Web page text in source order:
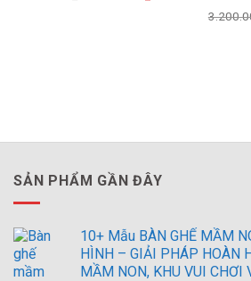
hiện
SẢN PHẨM GẦN ĐÂY
10+ Mẫu BÀN GHẾ MẦM
HÌNH – GIẢI PHÁP HOÀN
MẦM NON, KHU VUI CHƠI